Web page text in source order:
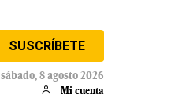
SUSCRÍBETE
sábado, 8 agosto 2026
Mi cuenta